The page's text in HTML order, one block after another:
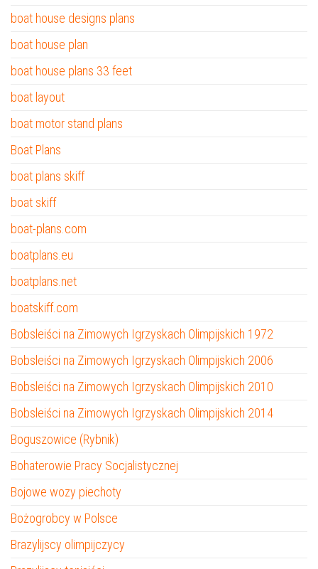
boat house designs plans
boat house plan
boat house plans 33 feet
boat layout
boat motor stand plans
Boat Plans
boat plans skiff
boat skiff
boat-plans.com
boatplans.eu
boatplans.net
boatskiff.com
Bobsleiści na Zimowych Igrzyskach Olimpijskich 1972
Bobsleiści na Zimowych Igrzyskach Olimpijskich 2006
Bobsleiści na Zimowych Igrzyskach Olimpijskich 2010
Bobsleiści na Zimowych Igrzyskach Olimpijskich 2014
Boguszowice (Rybnik)
Bohaterowie Pracy Socjalistycznej
Bojowe wozy piechoty
Bożogrobcy w Polsce
Brazylijscy olimpijczycy